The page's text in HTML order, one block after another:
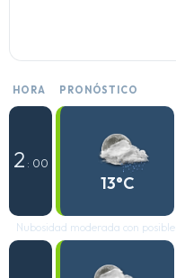
HORA PRONÓSTICO
2 : 00
13°C
Nubosidad moderada con